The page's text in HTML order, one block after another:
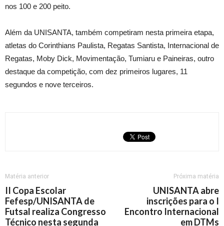
nos 100 e 200 peito.
Além da UNISANTA, também competiram nesta primeira etapa,
atletas do Corinthians Paulista, Regatas Santista, Internacional de
Regatas, Moby Dick, Movimentação, Tumiaru e Paineiras, outro
destaque da competição, com dez primeiros lugares, 11
segundos e nove terceiros.
Matéria anterior
II Copa Escolar
Fefesp/UNISANTA de
Futsal realiza Congresso
Técnico nesta segunda
Próxima matéria
UNISANTA abre
inscrições para o I
Encontro Internacional
em DTMs